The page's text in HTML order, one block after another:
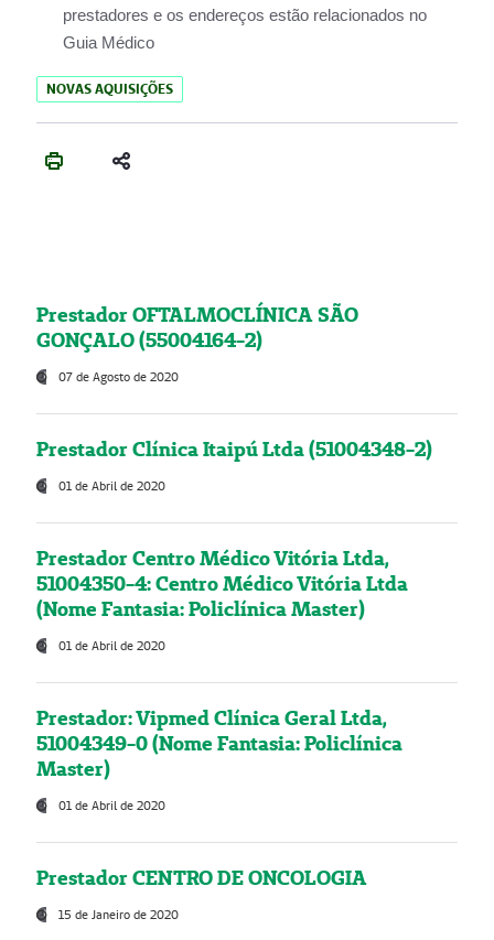
prestadores e os endereços estão relacionados no
Guia Médico
NOVAS AQUISIÇÕES
Prestador OFTALMOCLÍNICA SÃO
GONÇALO (55004164-2)
07 de Agosto de 2020
Prestador Clínica Itaipú Ltda (51004348-2)
01 de Abril de 2020
Prestador Centro Médico Vitória Ltda,
51004350-4: Centro Médico Vitória Ltda
(Nome Fantasia: Policlínica Master)
01 de Abril de 2020
Prestador: Vipmed Clínica Geral Ltda,
51004349-0 (Nome Fantasia: Policlínica
Master)
01 de Abril de 2020
Prestador CENTRO DE ONCOLOGIA
15 de Janeiro de 2020